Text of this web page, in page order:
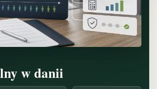
w danii